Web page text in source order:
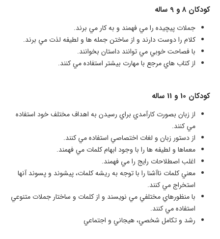
كودكان 8 و 9 ساله
جملات پيچيده را مي فهمند و به كار مي برند.
كلام را دوست دارند و از ساختن جمله ها و لطيفه لذت مي برند.
با فصاحت خوبي مي توانند داستان بخوانند.
از كتاب هاي مرجع با مهارت بيشتر استفاده مي كنند.​
كودكان 10 و 11 ساله
از زبان بصورت كارآمدي براي رسيدن به اهداف مختلف خود استفاده
مي كنند.
از دستور زبان و لغات اختصاصي استفاده مي كنند.
معماها و لطيفه ها را با وجود ابهام كلمات مي فهمند.
اغلب اصطلاحات رايج را مي فهمند.
معني كلمات ناآشنا را با توجه به ريشه كلمات، پيشوند و پسوند آنها
استخراج مي كنند.
با منظورهاي مختلفي مي نويسند و از كلمات و ساختار جملات متنوعي
استفاده مي كنند.​
رشد و تكامل شخصي، هيجاني و اجتماعي